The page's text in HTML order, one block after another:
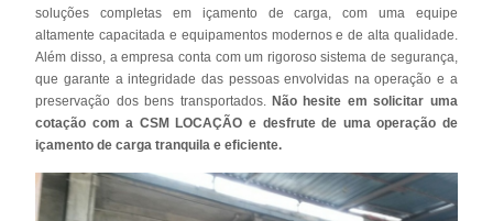
soluções completas em içamento de carga, com uma equipe
altamente capacitada e equipamentos modernos e de alta qualidade.
Além disso, a empresa conta com um rigoroso sistema de segurança,
que garante a integridade das pessoas envolvidas na operação e a
preservação dos bens transportados. Não hesite em solicitar uma
cotação com a CSM LOCAÇÃO e desfrute de uma operação de
içamento de carga tranquila e eficiente.